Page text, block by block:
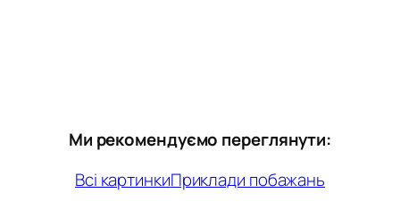
Ми рекомендуємо переглянути:
Всі картинкиПриклади побажань